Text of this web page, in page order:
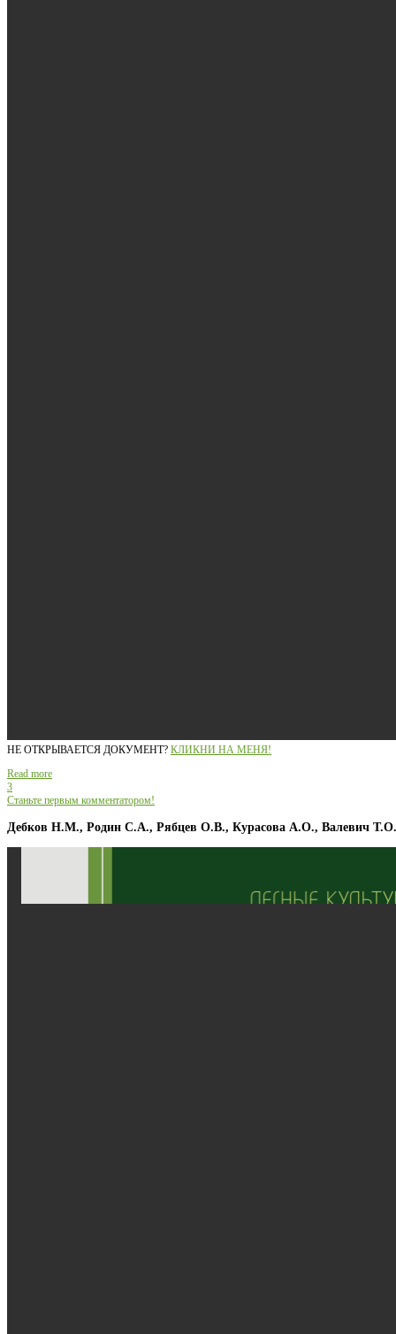
НЕ ОТКРЫВАЕТСЯ ДОКУМЕНТ? КЛИКНИ НА МЕНЯ!
Read more
3
Станьте первым комментатором!
Дебков Н.М., Родин С.А., Рябцев О.В., Курасова А.О., Валевич Т.О.